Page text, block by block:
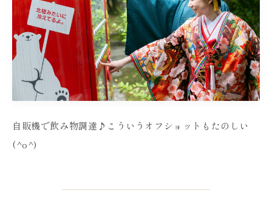
自販機で飲み物調達♪こういうオフショットもたのしい
(^o^)